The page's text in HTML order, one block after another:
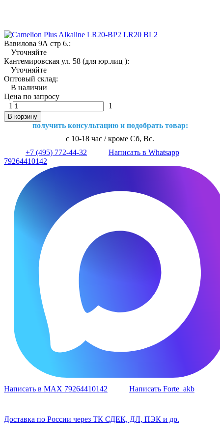
Вавилова 9А стр 6.:
Уточняйте
Кантемировская ул. 58 (для юр.лиц ):
Уточняйте
Оптовый склад:
В наличии
Цена по запросу
1
1
В корзину
получить консультацию и подобрать товар:
с 10-18 час / кроме Сб, Вс.
+7 (495) 772-44-32
Написать в Whatsapp
79264410142
Написать в MAX 79264410142 Написать Forte_akb
Доставка по России через ТК СДЕК, ДЛ, ПЭК и др.